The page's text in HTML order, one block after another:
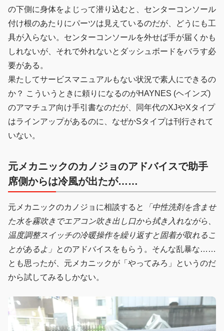
の下側に身体をよじって潜り込むと、センターコンソール
付け根のあたりにパーツは見えているのだが、どうにも工
具が入らない。センターコンソールを外せば手が届くかも
しれないが、それで外れないとダッシュボードをバラす必
要がある。
果たしてサービスマニュアルもない状況で素人にできるの
か？ こういうときに頼りになるのがHAYNES (ヘインズ)
のアマチュア向け手引書なのだが、同年代のXJやXタイプ
はラインアップがあるのに、なぜかSタイプは刊行されて
いない。
元メカニックのカノジョのアドバイスで助手
席側からは冷風が出たが……
元メカニックのカノジョに相談すると
「中性洗剤を含ませ
た水を霧吹きでエアコン吹き出し口から拭き入れながら、
温度調整スイッチの冷暖操作を繰り返すと固着が取れるこ
とがあるよ」 とのアドバイスをもらう。そんな乱暴な……
とも思ったが、元メカニックが「やってみろ」というのだ
から試してみるしかない。